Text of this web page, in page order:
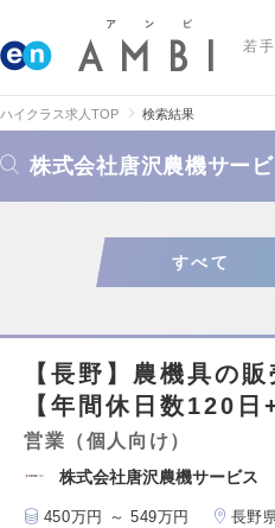
若
ハイクラス求人TOP 検索結果
株式会社唐沢農機サー
すべて
【長野】農機具の
【年間休日数120
営業（個人向け）
株式会社唐沢農機サービス
450万円 ～ 549万円 長野